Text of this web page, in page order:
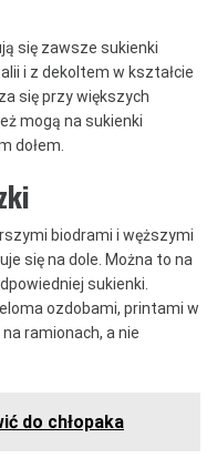
się zawsze sukienki
i z dekoltem w kształcie
się przy większych
mogą na sukienki
dołem.
biodrami i węższymi
się na dole. Można to na
sukienki.
ozdobami, printami w
ramionach, a nie
do chłopaka